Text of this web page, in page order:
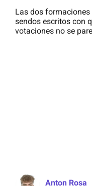
Las dos
sendos escritos con
votaciones no se
Anton Rosa